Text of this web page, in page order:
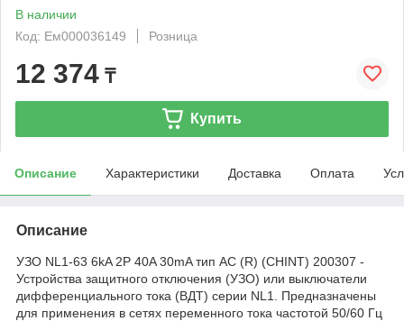
В наличии
Код: Ем000036149
Розница
12 374 ₸
Купить
Описание Характеристики Доставка Оплата
Описание
УЗО NL1-63 6kA 2P 40A 30mA тип AC (R) (CHINT) 200307 -
Устройства защитного отключения (УЗО) или выключатели
дифференциального тока (ВДТ) серии NL1. Предназначены
для применения в сетях переменного тока частотой 50/60 Гц